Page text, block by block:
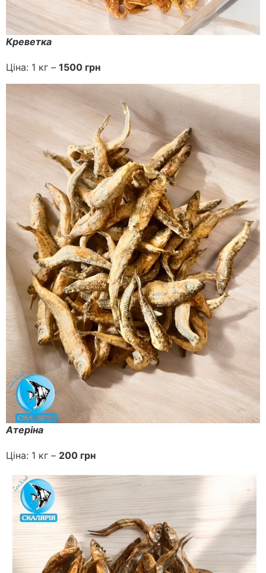
Креветка
Ціна: 1 кг – 1500 грн
Атеріна
Ціна: 1 кг – 200 грн